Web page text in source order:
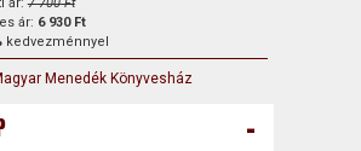
ár: 6 930 Ft
kedvezménnyel
Menedék Könyvesház
-